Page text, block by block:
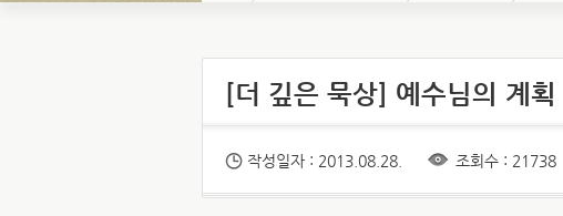
[더 깊은 묵상] 예수님의 계획
작성일자 : 2013.08.28. 조회수 : 21738